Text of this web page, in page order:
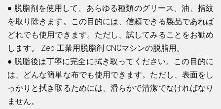
● 脱脂剤を使用して、あらゆる種類のグリース、油、指紋
を取り除きます。この目的には、信頼できる製品であれば
どれでも使用できます。ただし、試してみることをお勧め
します。 Zep 工業用脱脂剤 CNCマシンの脱脂用。
● 脱脂後は丁寧に完全に拭き取ってください。この目的に
は、どんな簡単な布でも使用できます。ただし、表面をし
っかりと拭き取るためには、滑らかで清潔でなければなり
ません。